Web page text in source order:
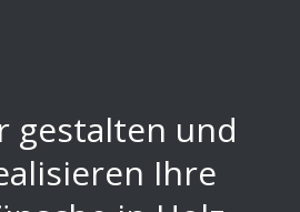
gestalten und
Ihre